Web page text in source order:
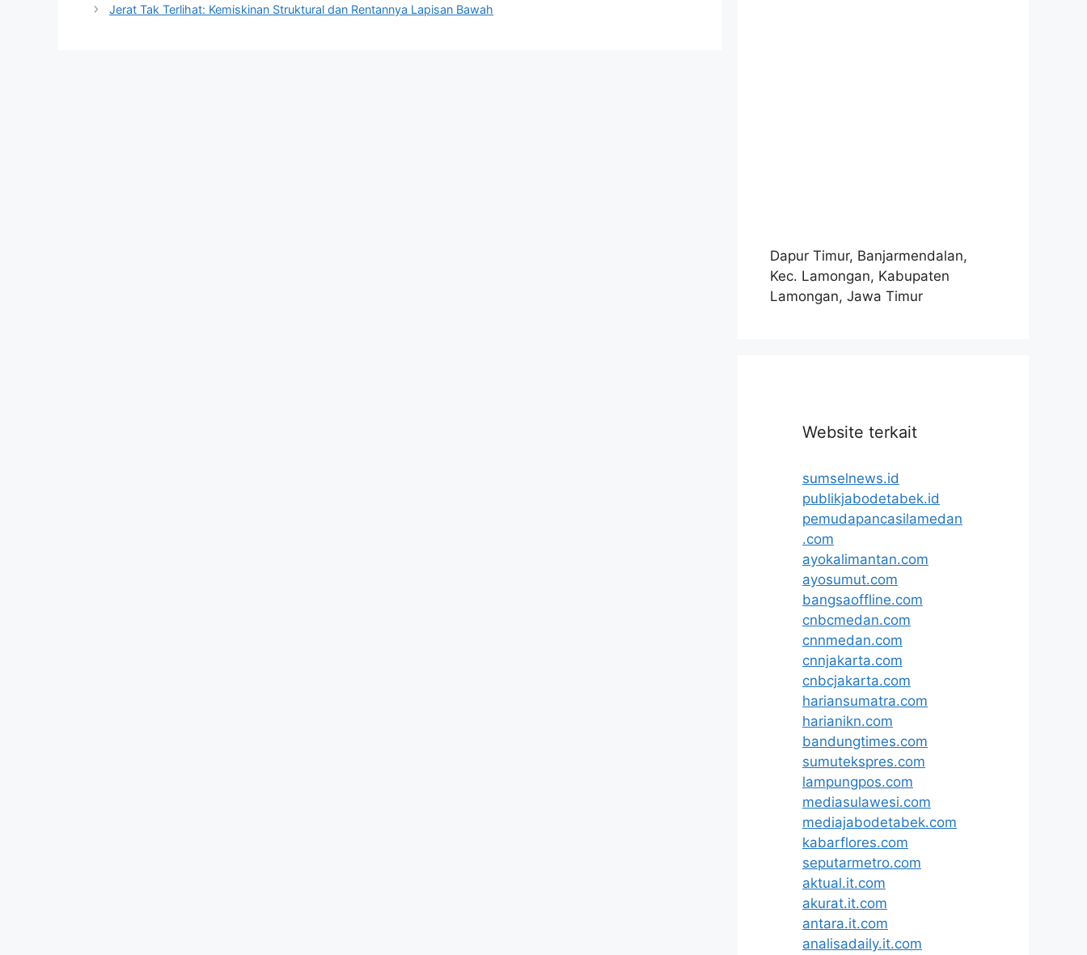
Jerat Tak Terlihat: Kemiskinan Struktural dan Rentannya Lapisan Bawah
Dapur Timur, Banjarmendalan,
Kec. Lamongan, Kabupaten
Lamongan, Jawa Timur
Website terkait
sumselnews.id
publikjabodetabek.id
pemudapancasilamedan
.com
ayokalimantan.com
ayosumut.com
bangsaoffline.com
cnbcmedan.com
cnnmedan.com
cnnjakarta.com
cnbcjakarta.com
hariansumatra.com
harianikn.com
bandungtimes.com
sumutekspres.com
lampungpos.com
mediasulawesi.com
mediajabodetabek.com
kabarflores.com
seputarmetro.com
aktual.it.com
akurat.it.com
antara.it.com
analisadaily.it.com